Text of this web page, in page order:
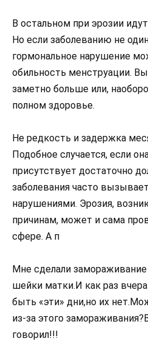
В остальном при эрозии
Но если заболеванию не
гормональное нарушение
обильность менструации.
заметно больше или,
полном здоровье.
Не редкость и задержка
Подобное случается, если
присутствует достаточно
заболевания часто
нарушениями. Эрозия,
причинам, может и сама
сфере. А п
Мне сделали
шейки матки.И как раз
быть «эти» дни,но их
из-за этого
говорил!!!